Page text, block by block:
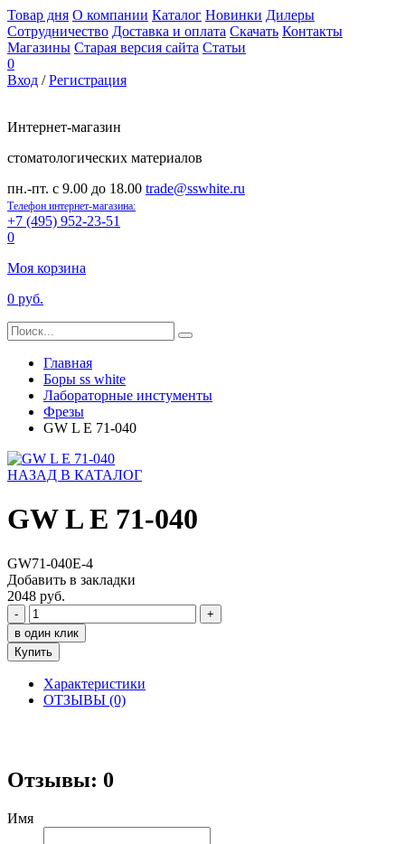
Товар дня О компании Каталог Новинки Дилеры
Сотрудничество Доставка и оплата Скачать Контакты
Магазины Старая версия сайта Статьи
0
Вход /Регистрация
Интернет-магазин
стоматологических материалов
пн.-пт. с 9.00 до 18.00 trade@sswhite.ru
Телефон интернет-магазина:
+7 (495) 952-23-51
0
Моя корзина
0 руб.
Главная
Боры ss white
Лабораторные инстументы
Фрезы
GW L E 71-040
НАЗАД В КАТАЛОГ
GW L E 71-040
GW71-040E-4
Добавить в закладки
2048 руб.
-
+
в один клик
Купить
Характеристики
ОТЗЫВЫ (0)
Отзывы: 0
Имя